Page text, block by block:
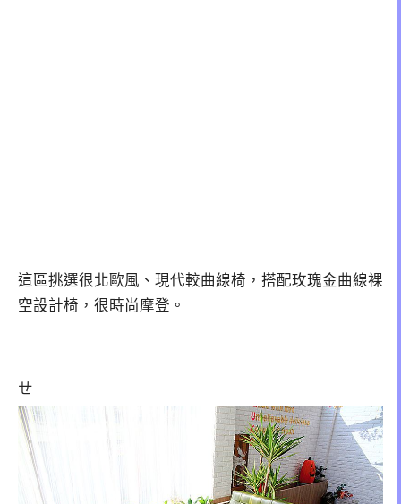
這區挑選很北歐風、現代較曲線椅，搭配玫瑰金曲線裸
空設計椅，很時尚摩登。
ㄝ